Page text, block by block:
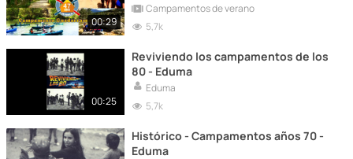
00:29
Campamentos de verano
5,7k
00:25
Reviviendo los campamentos de los
80 - Eduma
Eduma
5,7k
Histórico - Campamentos años 70 -
Eduma